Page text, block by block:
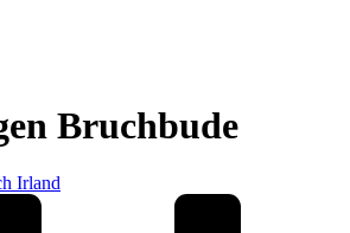
Bruchbude
Irland